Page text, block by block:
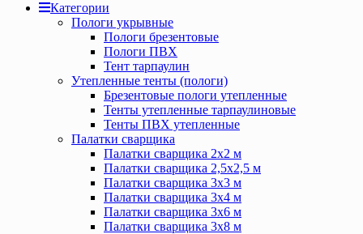
Категории
Пологи укрывные
Пологи брезентовые
Пологи ПВХ
Тент тарпаулин
Утепленные тенты (пологи)
Брезентовые пологи утепленные
Тенты утепленные тарпаулиновые
Тенты ПВХ утепленные
Палатки сварщика
Палатки сварщика 2х2 м
Палатки сварщика 2,5х2,5 м
Палатки сварщика 3х3 м
Палатки сварщика 3х4 м
Палатки сварщика 3х6 м
Палатки сварщика 3х8 м